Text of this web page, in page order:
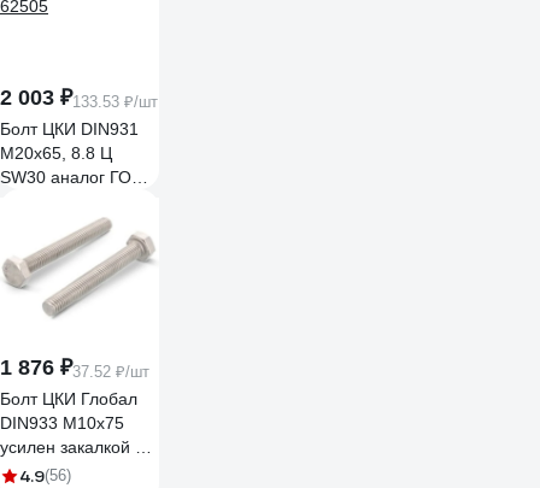
2 003 ₽133.53 ₽/шт
Болт ЦКИ DIN931
М20х65, 8.8 Ц
SW30 аналог ГОСТ
1 876 ₽37.52 ₽/шт
Болт ЦКИ Глобал
DIN933 М10х75
усилен закалкой 8.8
Ц 50 шт. 46871
4.9(56)